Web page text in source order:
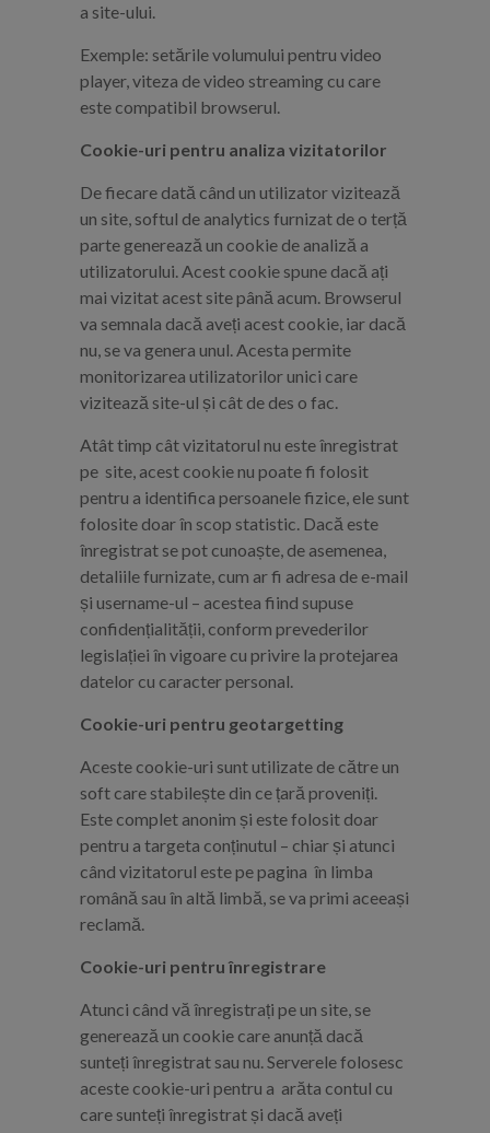
a site-ului.
Exemple: setările volumului pentru video
player, viteza de video streaming cu care
este compatibil browserul.
Cookie-uri pentru analiza vizitatorilor
De fiecare dată când un utilizator vizitează
un site, softul de analytics furnizat de o terță
parte generează un cookie de analiză a
utilizatorului. Acest cookie spune dacă ați
mai vizitat acest site până acum. Browserul
va semnala dacă aveți acest cookie, iar dacă
nu, se va genera unul. Acesta permite
monitorizarea utilizatorilor unici care
vizitează site-ul și cât de des o fac.
Atât timp cât vizitatorul nu este înregistrat
pe site, acest cookie nu poate fi folosit
pentru a identifica persoanele fizice, ele sunt
folosite doar în scop statistic. Dacă este
înregistrat se pot cunoaște, de asemenea,
detaliile furnizate, cum ar fi adresa de e-mail
și username-ul – acestea fiind supuse
confidențialității, conform prevederilor
legislației în vigoare cu privire la protejarea
datelor cu caracter personal.
Cookie-uri pentru geotargetting
Aceste cookie-uri sunt utilizate de către un
soft care stabilește din ce țară proveniți.
Este complet anonim și este folosit doar
pentru a targeta conținutul – chiar și atunci
când vizitatorul este pe pagina în limba
română sau în altă limbă, se va primi aceeași
reclamă.
Cookie-uri pentru înregistrare
Atunci când vă înregistrați pe un site, se
generează un cookie care anunță dacă
sunteți înregistrat sau nu. Serverele folosesc
aceste cookie-uri pentru a arăta contul cu
care sunteți înregistrat și dacă aveți